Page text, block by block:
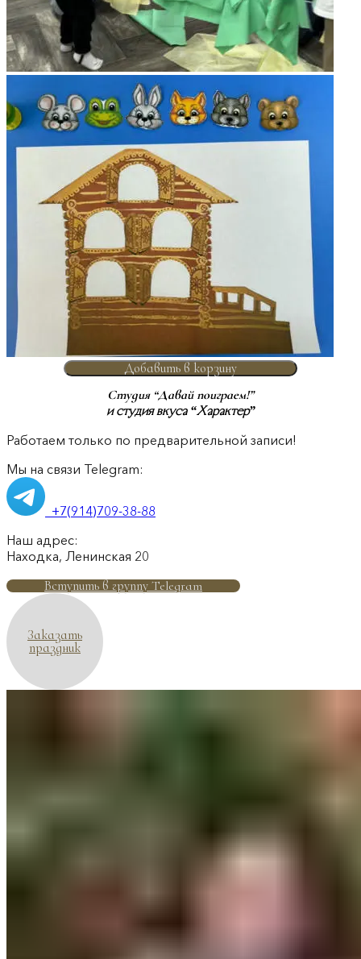
Добавить в корзину
Студия “Давай поиграем!”
и студия вкуса “Характер”
Работаем только по предварительной записи!
Мы на связи Telegram:
+7(914)709-38-88
Наш адрес:
Находка, Ленинская 20
Вступить в группу Telegram
Заказать
праздник